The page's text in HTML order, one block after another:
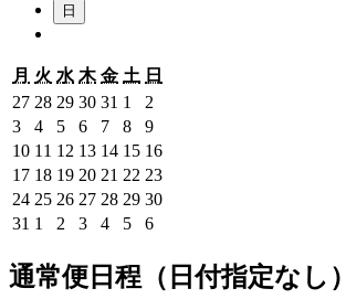
日
月 月
曜
日
火 火
曜
日
水 水
曜
日
木木
曜
日
金金
曜
日
土 土
曜
日
日
277
月
27,
287
月
28,
297
月
29,
307
月
30,
31 7
月
31,
1
月
1,
2
月
2,
38
月
3,
48
月
4,
58
月
5,
68
月
6,
78
月
7,
88
月
8,
98
月
9,
108
月
10,
11 8
月
11,
12 8
月
12,
138
月
13,
148
月
14,
158
月
15,
168
16,
178
月
17,
188
月
18,
198
月
19,
208
月
20,
21 8
月
21,
22 8
月
22,
238
月
248
月
2026
258
月
2026
268
月
2026
278
月
2026
288
月
2026
298
月
2026
308
2026
31 8
31,
2026
1
1,
2026
2
2,
2026
39
3,
2026
49
4,
2026
59
5,
2026
69
6,
2026
通常便日程（日付指定なし）